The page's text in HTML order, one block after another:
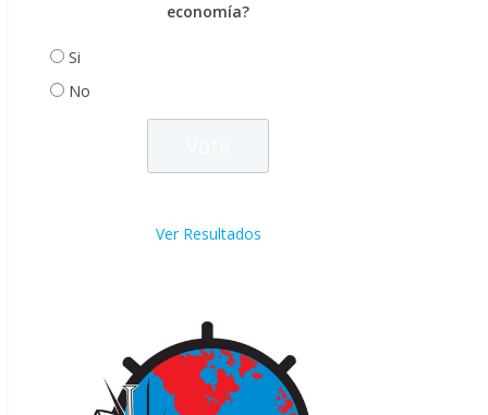
economía?
Si
No
Ver Resultados